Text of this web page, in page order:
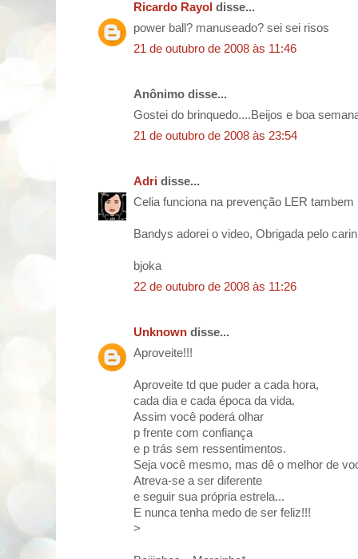
Ricardo Rayol disse...
power ball? manuseado? sei sei risos
21 de outubro de 2008 às 11:46
Anônimo disse...
Gostei do brinquedo....Beijos e boa
21 de outubro de 2008 às 23:54
Adri disse...
Celia funciona na prevenção LER tambem
Bandys adorei o video, Obrigada pelo
bjoka
22 de outubro de 2008 às 11:26
Unknown disse...
Aproveite!!!
Aproveite td que puder a cada hora,
cada dia e cada época da vida.
Assim você poderá olhar
p frente com confiança
e p trás sem ressentimentos.
Seja você mesmo, mas dê o melhor de
Atreva-se a ser diferente
e seguir sua própria estrela...
E nunca tenha medo de ser feliz!!!
>